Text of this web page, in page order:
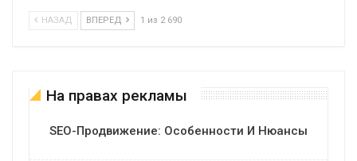
НАЗАД ВПЕРЕД 1 из 2 690
На правах рекламы
SEO-Продвижение: Особенности И Нюансы